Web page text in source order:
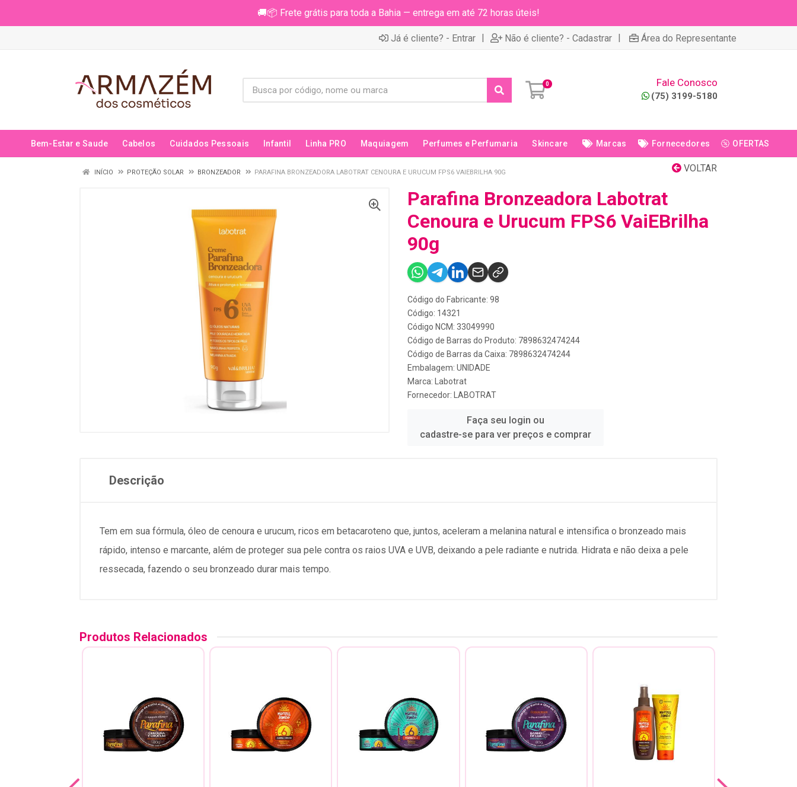
🚚📦 Frete grátis para toda a Bahia — entrega em até 72 horas úteis!
Já é cliente? - Entrar | Não é cliente? - Cadastrar | Área do Representante
0 Fale Conosco
(75) 3199-5180
Bem-Estar e Saude Cabelos Cuidados Pessoais Infantil Linha PRO Maquiagem Perfumes e Perfumaria Skincare Marcas Fornecedores OFERTAS
VOLTAR
INÍCIO PROTEÇÃO SOLAR BRONZEADOR PARAFINA BRONZEADORA LABOTRAT CENOURA E URUCUM FPS6 VAIEBRILHA 90G
Parafina Bronzeadora Labotrat
Cenoura e Urucum FPS6 VaiEBrilha
90g
Código do Fabricante: 98
Código: 14321
Código NCM: 33049990
Código de Barras do Produto: 7898632474244
Código de Barras da Caixa: 7898632474244
Embalagem: UNIDADE
Marca:
Labotrat
Fornecedor:
LABOTRAT
Faça seu login ou
cadastre-se para ver preços e comprar
Descrição
Tem em sua fórmula, óleo de cenoura e urucum, ricos em betacaroteno que, juntos, aceleram a melanina natural e intensifica o bronzeado mais
rápido, intenso e marcante, além de proteger sua pele contra os raios UVA e UVB, deixando a pele radiante e nutrida. Hidrata e não deixa a pele
ressecada, fazendo o seu bronzeado durar mais tempo.
Produtos Relacionados